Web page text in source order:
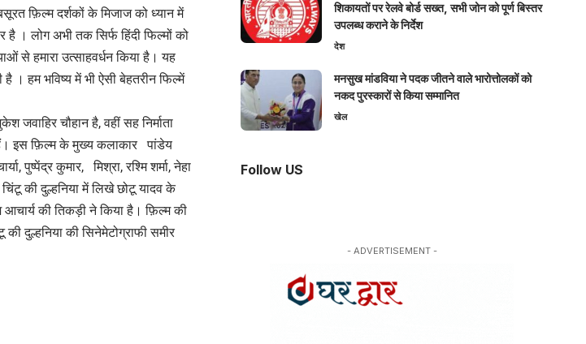
फ़िल्म दर्शकों के मिजाज को ध्यान में
। लोग अभी तक सिर्फ हिंदी फिल्मों को
से हमारा उत्साहवर्धन किया है। यह
है । हम भविष्य में भी ऐसी बेहतरीन फिल्में
जवाहिर चौहान है, वहीं सह निर्माता
हैं। इस फ़िल्म के मुख्य कलाकार पांडेय
पुष्पेंद्र कुमार, मिश्रा, रश्मि शर्मा, नेहा
की दुल्हनिया में लिखे छोटू यादव के
की तिकड़ी ने किया है। फ़िल्म की
दुल्हनिया की सिनेमेटोग्राफी समीर
शिकायतों पर रेलवे बोर्ड सख्त, सभी जोन को पूर्ण बिस्तर
उपलब्ध कराने के निर्देश
देश
मनसुख मांडविया ने पदक जीतने वाले भारोत्तोलकों को
नकद पुरस्कारों से किया सम्मानित
खेल
Follow US
- ADVERTISEMENT -